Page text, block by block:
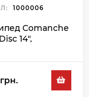
1000006
Comanche
14",